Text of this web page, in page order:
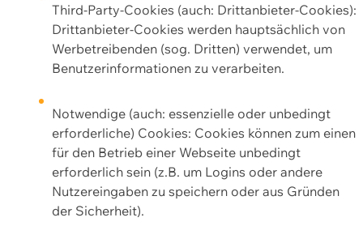
Third-Party-Cookies (auch: Drittanbieter-Cookies):
Drittanbieter-Cookies werden hauptsächlich von
Werbetreibenden (sog. Dritten) verwendet, um
Benutzerinformationen zu verarbeiten.
Notwendige (auch: essenzielle oder unbedingt
erforderliche) Cookies: Cookies können zum einen
für den Betrieb einer Webseite unbedingt
erforderlich sein (z.B. um Logins oder andere
Nutzereingaben zu speichern oder aus Gründen
der Sicherheit).